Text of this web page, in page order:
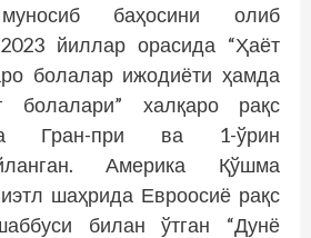
баҳосини олиб
йиллар орасида “Ҳаёт
болалар ижодиёти ҳамда
болалари” халқаро рақс
Гран-при ва 1-ўрин
Америка Қўшма
шаҳрида Евроосиё рақс
билан ўтган “Дунё